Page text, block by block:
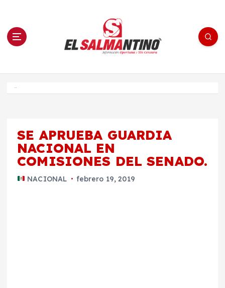
n El Salmantino - medios/noticias/editorial
SE APRUEBA GUARDIA
NACIONAL EN
COMISIONES DEL SENADO.
NACIONAL febrero 19, 2019